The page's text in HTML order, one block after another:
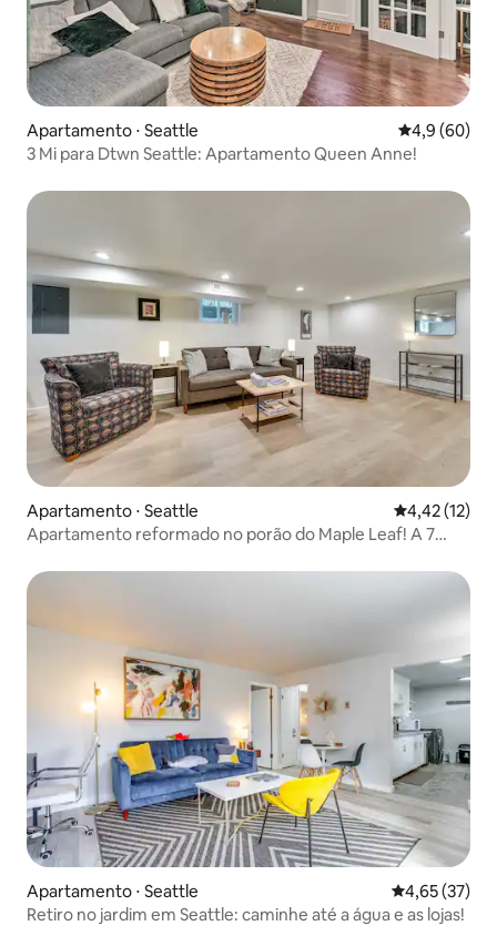
Apartamento ⋅ Seattle 4,9 de uma
4,9 (60)
3 Mi para Dtwn Seattle: Apartamento Queen Anne!
Apartamento ⋅ Seattle 4,42 de uma
4,42 (12)
Apartamento reformado no porão do Maple Leaf! A 7
Apartamento ⋅ Seattle 4,65 de uma
4,65 (37)
Retiro no jardim em Seattle: caminhe até a água e as lojas!